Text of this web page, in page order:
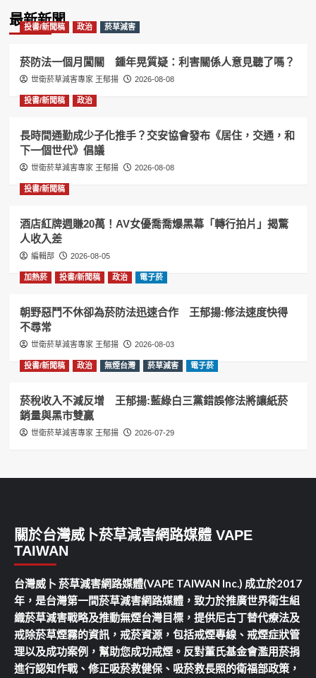
最新新聞
投書/新聞稿 政治 菸草減害
菸防法一個月闖關 鍾年晃質疑：利害關係人意見聽了嗎？
世衛菸草減害專家 王郁揚 2026-08-08
投書/新聞稿 政治
長時間通勤成少子化推手？交安協會發布《居住，交通，和
下一個世代》倡議
世衛菸草減害專家 王郁揚 2026-08-08
投書/新聞稿
酒店紅牌週賺20萬！AV女優喬喬爆黑幕「轉行拍片」揭驚
人收入差
編輯部 2026-08-05
加熱菸 投書/新聞稿 政治 電子菸
朝野惡鬥不休卻為菸防法迅速合作 王郁揚:修法速度快得
不尋常
世衛菸草減害專家 王郁揚 2026-08-03
投書/新聞稿 政治 無煙台灣 菸草減害 電子菸
菸稅收入不減反增 王郁揚:藍綠白三黨錯誤修法將讓紙菸
銷量與黑市雙贏
世衛菸草減害專家 王郁揚 2026-07-29
關於台灣威卜菸草減害網路媒體 VAPE
TAIWAN
台灣威卜 菸草減害網路媒體(VAPE TAIWAN Inc.) 成立於2017
年，是台灣第一間菸草減害網路媒體，致力於推廣世界衛生組
織菸草減害戰略及推動無煙台灣目標，提供尼古丁替代療法及
戒除菸草煙霧的資訊，戒菸資源，包括戒煙專線、戒煙症狀管
理以及成功案例，幫助您成功戒煙。反對董氏基金會濫用菸捐
進行認知作戰、修正吸菸救健保、吸菸救長照的衛福部政策，